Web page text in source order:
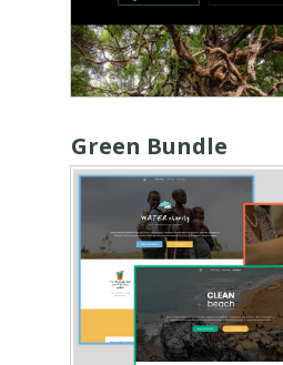
Green Bundle